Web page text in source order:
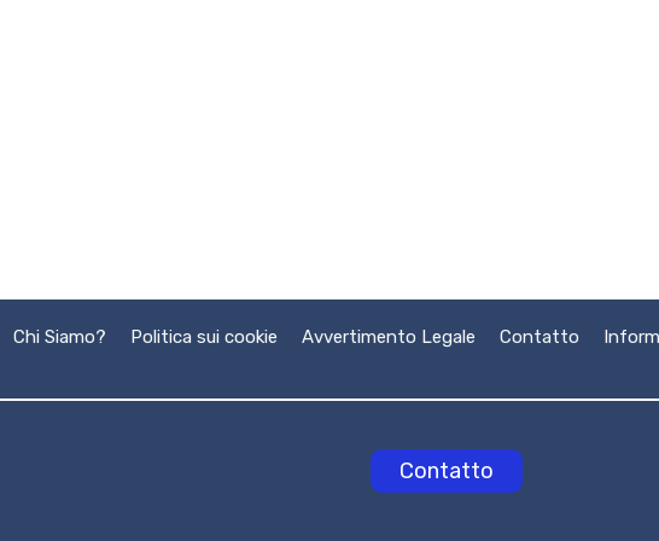
Chi Siamo? Politica sui cookie Avvertimento Legale Contatto
Contatto